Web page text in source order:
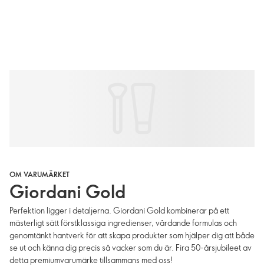
OM VARUMÄRKET
Giordani Gold
Perfektion ligger i detaljerna. Giordani Gold kombinerar på ett
mästerligt sätt förstklassiga ingredienser, vårdande formulas och
genomtänkt hantverk för att skapa produkter som hjälper dig att både
se ut och känna dig precis så vacker som du är. Fira 50-årsjubileet av
detta premiumvarumärke tillsammans med oss!